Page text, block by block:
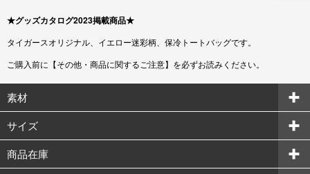
★グッズカタログ2023掲載商品★
タイガースオリジナル、イエロー迷彩柄、保冷トートバッグです。
ご購入前に【その他・商品に関するご注意】を必ずお読みください。
素材
サイズ
商品在庫